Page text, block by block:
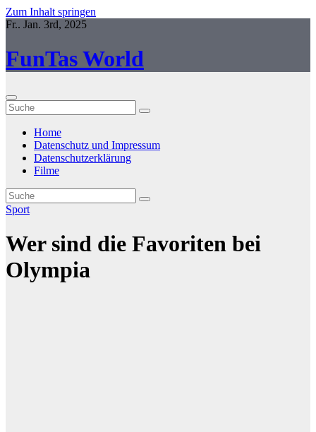
Zum Inhalt springen
Fr.. Jan. 3rd, 2025
FunTas World
Home
Datenschutz und Impressum
Datenschutzerklärung
Filme
Sport
Wer sind die Favoriten bei
Olympia